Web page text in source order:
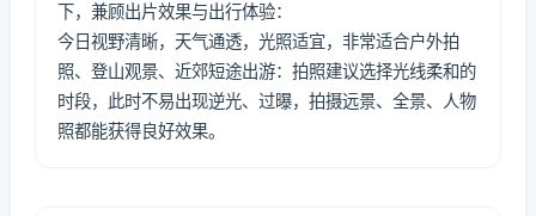
下，兼顾出片效果与出行体验：
今日视野清晰，天气通透，光照适宜，非常适合户外拍
照、登山观景、近郊短途出游：拍照建议选择光线柔和的
时段，此时不易出现逆光、过曝，拍摄远景、全景、人物
照都能获得良好效果。